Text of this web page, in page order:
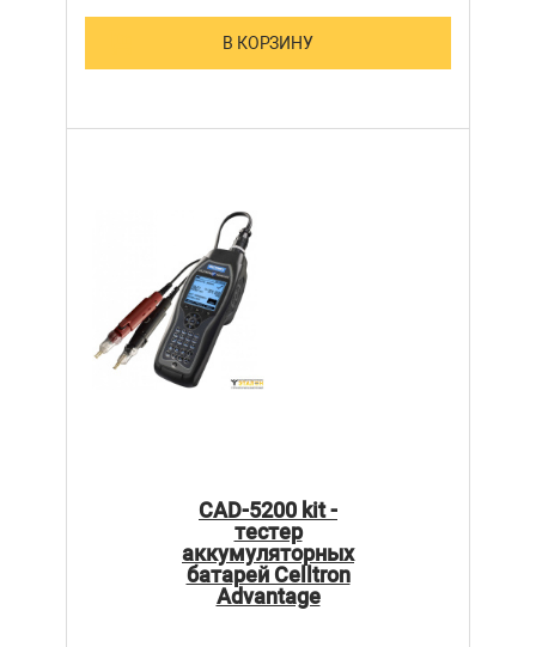
В КОРЗИНУ
CAD-5200 kit -
тестер
аккумуляторных
батарей Celltron
Advantage